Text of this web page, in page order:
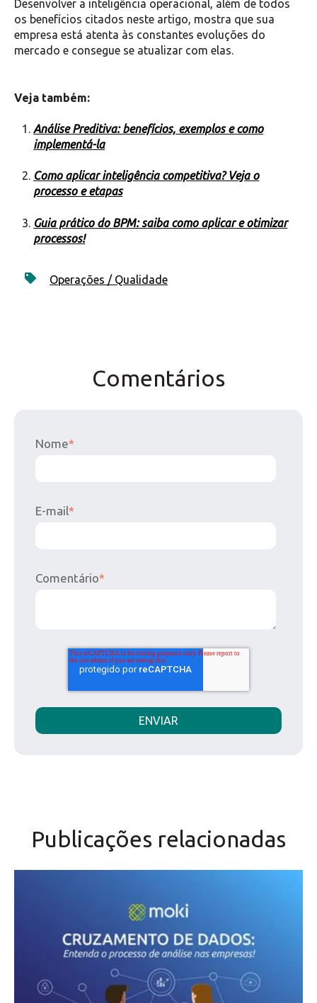
Desenvolver a inteligência operacional, além de todos
os benefícios citados neste artigo, mostra que sua
empresa está atenta às constantes evoluções do
mercado e consegue se atualizar com elas.
Veja também:
Análise Preditiva: benefícios, exemplos e como
implementá-la
Como aplicar inteligência competitiva? Veja o
processo e etapas
Guia prático do BPM: saiba como aplicar e otimizar
processos!
Operações / Qualidade
Comentários
Nome*
E-mail*
Comentário*
Publicações relacionadas